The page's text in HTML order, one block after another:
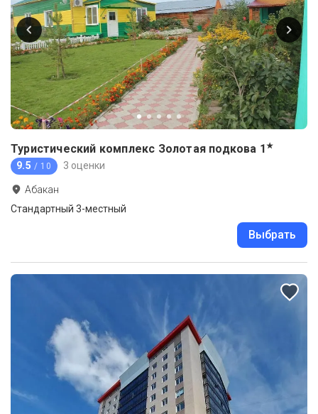
Туристический комплекс Золотая подкова 1★
9.5 / 10 3 оценки
Абакан
Стандартный 3-местный
Выбрать